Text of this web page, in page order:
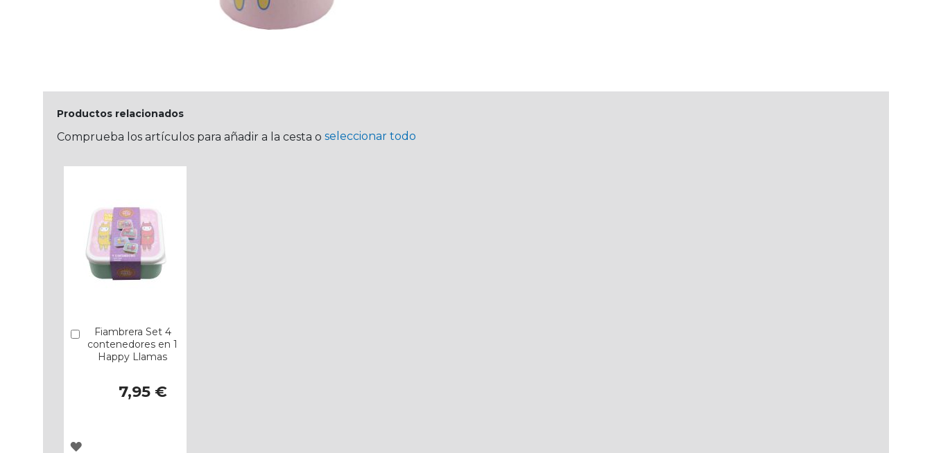
Productos relacionados
Comprueba los artículos para añadir a la cesta o seleccionar todo
Fiambrera Set 4
contenedores en 1
Happy Llamas
7,95 €
Añadir
AGREGAR